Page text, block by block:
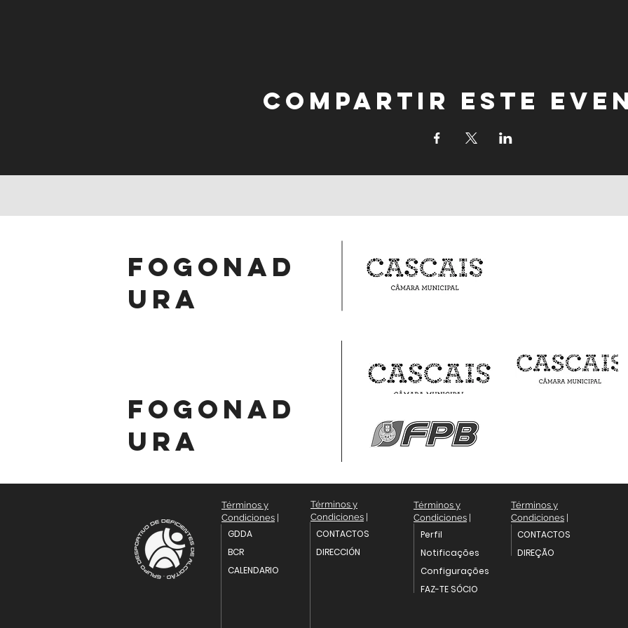
Compartir este
fogonad
ura
fogonad
ura
GDDA
BCR
CALENDARIO
CONTACTOS
DIRECCIÓN
Términos y
Condiciones
Términos y
Condiciones
Términos y
Condiciones
Perfil
Notificações
Configurações
FAZ-TE SÓCIO
Términos y
Condiciones
CONTACTOS
DIREÇÃO